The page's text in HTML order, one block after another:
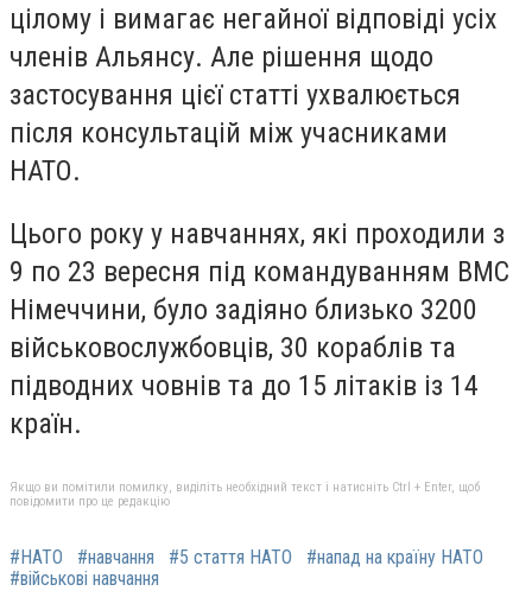
цілому і вимагає негайної відповіді усіх
членів Альянсу. Але рішення щодо
застосування цієї статті ухвалюється
після консультацій між учасниками
НАТО.
Цього року у навчаннях, які проходили з
9 по 23 вересня під командуванням ВМС
Німеччини, було задіяно близько 3200
військовослужбовців, 30 кораблів та
підводних човнів та до 15 літаків із 14
країн.
Якщо ви помітили помилку, виділіть необхідний текст і натисніть Ctrl + Enter, щоб
повідомити про це редакцію
#НАТО #навчання #5 стаття НАТО
#напад на країну НАТО
#військові навчання